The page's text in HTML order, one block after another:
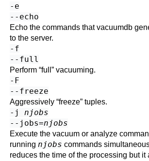
-e
--echo
Echo the commands thatvacuumdb
to the server.
-f
--full
Perform “full ” vacuuming.
-F
--freeze
Aggressively “freeze” tuples.
-j njobs
--jobs=njobs
Execute the vacuum or analyze
running njobs commands
reduces the time of the processing but it